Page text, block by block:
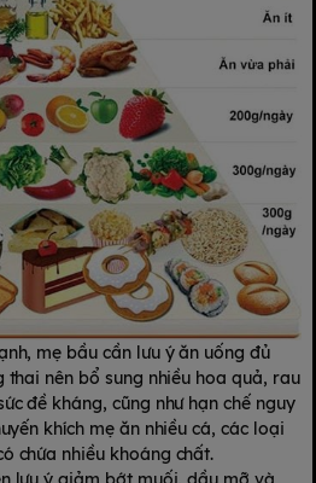
mẹ bầu cần lưu ý ăn uống đủ
thai nên bổ sung nhiều hoa quả, rau
đề kháng, cũng như hạn chế nguy
khích mẹ ăn nhiều cá, các loại
chứa nhiều khoáng chất.